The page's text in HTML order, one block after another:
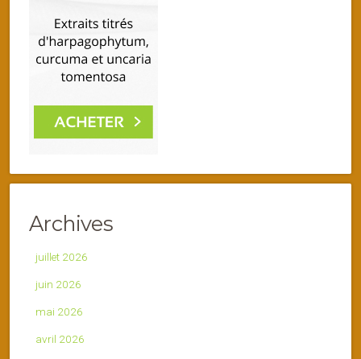
Archives
juillet 2026
juin 2026
mai 2026
avril 2026